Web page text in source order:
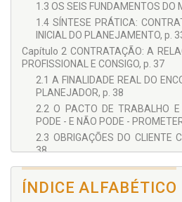
1.3 OS SEIS FUNDAMENTOS DO
1.4 SÍNTESE PRÁTICA:
INICIAL DO PLANEJAMENTO, p.
Capítulo 2 CONTRATAÇÃO: A
PROFISSIONAL E CONSIGO, p. 37
2.1 A FINALIDADE REAL DO
PLANEJADOR, p. 38
2.2 O PACTO DE TRABALHO
PODE - E NÃO PODE -
2.3 OBRIGAÇÕES DO CLIENTE
38
2.4 COMPROMISSOS DO
2.5 IDENTIFICAÇÃO DE
COMPORTAMENTAIS, p. 39
ÍNDICE ALFABÉTICO